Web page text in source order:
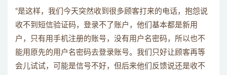
“是这样，我们今天突然收到很多顾客打来的电话，抱怨说
收不到短信验证码，登录不了账户，他们基本都是新用
户，只有用手机注册的账号，没有用户名密码，所以也不
能用原先的用户名密码去登录账号。我们只好让顾客再等
会儿试试，可能是信号不好，但后来他们反馈说还是收不